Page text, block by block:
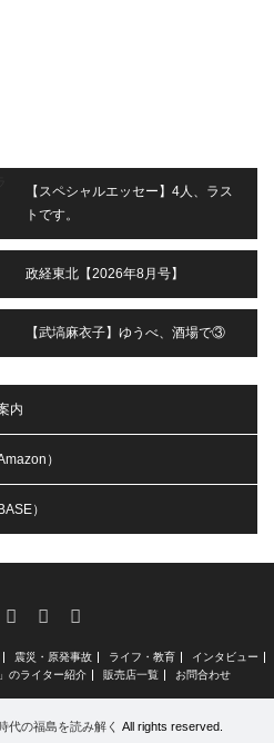
【スペシャルエッセー】4人、ラス
トです。
政経東北【2026年8月号】
【武塙麻衣子】ゆうべ、酒場で③
内
）
）
FacebookInstagram
震災・原発事故 ライフ・教育
インタビュー
のライター紹介 販売店一覧 お問合わせ
代の福島を読み解く All rights reserved.